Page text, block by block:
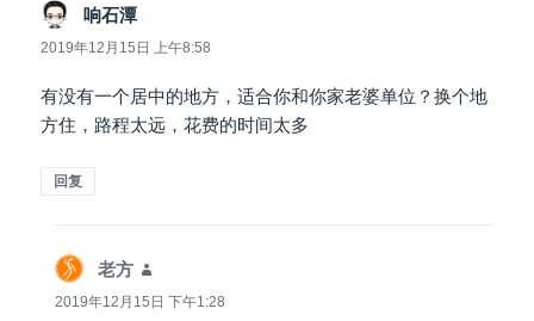
响石潭说
道：
2019年12月15日 上午8:58
有没有一个居中的地方，适合你和你家老婆单位？换个地
方住，路程太远，花费的时间太多
回复
老方
道：
2019年12月15日 下午1:28